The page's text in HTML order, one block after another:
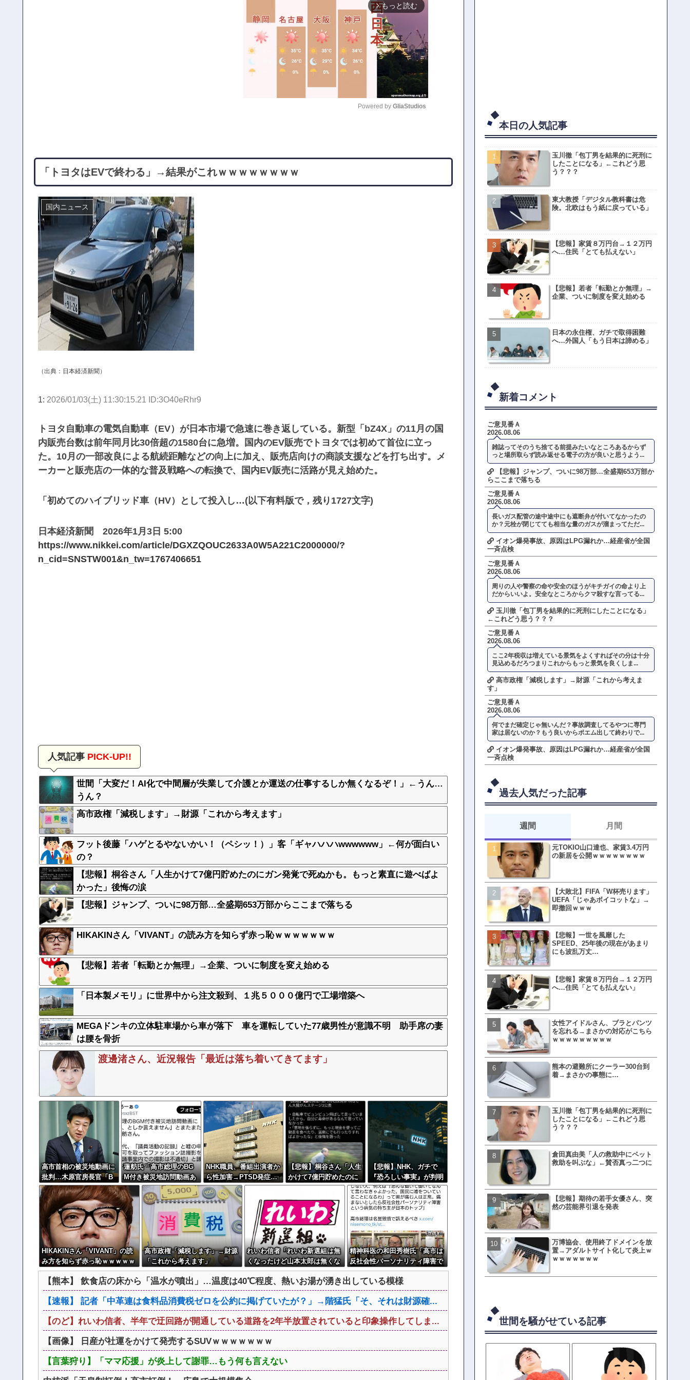
arrow_forward_ios もっと読む
Powered by GliaStudios
「トヨタはEVで終わる」→結果がこれｗｗｗｗｗｗｗｗ
国内ニュース
（出典： 日本経済新聞 ）
1: 2026/01/03(土) 11:30:15.21 ID:3O40eRhr9
トヨタ自動車の電気自動車（EV）が日本市場で急速に巻き返している。新型「bZ4X」の11月の国
内販売台数は前年同月比30倍超の1580台に急増。国内のEV販売でトヨタでは初めて首位に立っ
た。10月の一部改良による航続距離などの向上に加え、販売店向けの商談支援などを打ち出す。メ
ーカーと販売店の一体的な普及戦略への転換で、国内EV販売に活路が見え始めた。
「初めてのハイブリッド車（HV）として投入し…(以下有料版で，残り1727文字)
日本経済新聞 2026年1月3日 5:00
https://www.nikkei.com/article/DGXZQOUC2633A0W5A221C2000000/?
n_cid=SNSTW001&n_tw=1767406651
人気記事PICK-UP!!
世間「大変だ！AI化で中間層が失業して介護とか運送の仕事するしか無くなるぞ！」←うん…
うん？
高市政権「減税します」→財源「これから考えます」
フット後藤「ハゲとるやないかい！（ペシッ！）」客「ギャハハハwwwwww」←何が面白い
の？
【悲報】桐谷さん「人生かけて7億円貯めたのにガン発覚で死ぬかも。もっと素直に遊べばよ
かった」後悔の涙
【悲報】ジャンプ、ついに98万部…全盛期653万部からここまで落ちる
HIKAKINさん「VIVANT」の読み方を知らず赤っ恥ｗｗｗｗｗｗｗ
【悲報】若者「転勤とか無理」→企業、ついに制度を変え始める
「日本製メモリ」に世界中から注文殺到、１兆５０００億円で工場増築へ
MEGAドンキの立体駐車場から車が落下 車を運転していた77歳男性が意識不明 助手席の妻
は腰を骨折
渡邊渚さん、近況報告「最近は落ち着いてきてます」
高市首相の被災地動画に
批判…木原官房長官「B
GMも情報発信の一つ」
蓮舫氏「高市総理のBG
M付き被災地訪問動画あ
りえません！」←蓮舫氏
の国会議事堂内撮影が掘
り返される
NHK職員、番組出演者か
ら性加害→PTSD発症…
訴えても放置されていた
模様
【悲報】桐谷さん「人生
かけて7億円貯めたのに
ガン発覚で死ぬかも。も
っと素直に遊べばよかっ
た」後悔の涙
【悲報】NHK、ガチで
『恐ろしい事実』が判明
する・・・・・
HIKAKINさん「VIVANT」の読
み方を知らず赤っ恥ｗｗｗｗｗ
ｗｗ
高市政権「減税します」→財源
「これから考えます」
れいわ信者「れいわ新選組は無
くなったけど山本太郎は無くな
らないからね。山本太郎Foreve
r????」
精神科医の和田秀樹氏「高市は
反社会性パーソナリティ障害で
ある」
【熊本】 飲食店の床から「温水が噴出」…温度は40℃程度、熱いお湯が湧き出している模様
【速報】 記者「中革連は食料品消費税ゼロを公約に掲げていたが？」→階猛氏「そ、それは財源確...
【のど】れいわ信者、半年で迂回路が開通している道路を2年半放置されていると印象操作してしま...
【画像】 日産が社運をかけて発売するSUVｗｗｗｗｗｗｗ
【言葉狩り】「ママ応援」が炎上して謝罪…もう何も言えない
本日の人気記事
玉川徹「包丁男を結果的に死刑に
したことになる」←これどう思
う？？？
東大教授「デジタル教科書は危
険。北欧はもう紙に戻っている」
【悲報】家賃８万円台→１２万円
へ…住民「とても払えない」
【悲報】若者「転勤とか無理」→
企業、ついに制度を変え始める
日本の永住権、ガチで取得困難
へ…外国人「もう日本は諦める」
新着コメント
ご意見番Ａ
2026.08.06
雑誌ってそのうち捨てる前提みたいなところあるからず
っと場所取らず読み返せる電子の方が良いと思うよう...
【悲報】ジャンプ、ついに98万部…全盛期653万部か
らここまで落ちる
ご意見番Ａ
2026.08.06
長いガス配管の途中途中にも遮断弁が付いてなかったの
か？元栓が閉じてても相当な量のガスが溜まってただ...
イオン爆発事故、原因はLPG漏れか…経産省が全国
一斉点検
ご意見番Ａ
2026.08.06
周りの人や警察の命や安全のほうがキチガイの命より上
だからいいよ。安全なところからクマ殺すな言ってる...
玉川徹「包丁男を結果的に死刑にしたことになる」
←これどう思う？？？
ご意見番Ａ
2026.08.06
ここ2年税収は増えている景気をよくすればその分は十分
見込めるだろつまりこれからもっと景気を良くしま...
高市政権「減税します」→財源「これから考えま
す」
ご意見番Ａ
2026.08.06
何でまだ確定じゃ無いんだ？事故調査してるやつに専門
家は居ないのか？もう良いからポエム出して終わりで...
イオン爆発事故、原因はLPG漏れか…経産省が全国
一斉点検
過去人気だった記事
週間
元TOKIO山口達也、家賃3.4万円
の新居を公開ｗｗｗｗｗｗｗｗ
【大敗北】FIFA「W杯売ります」
UEFA「じゃあボイコットな」→
即撤回ｗｗｗ
【悲報】一世を風靡した
SPEED、25年後の現在があまり
にも波乱万丈…
【悲報】家賃８万円台→１２万円
へ…住民「とても払えない」
女性アイドルさん、ブラとパンツ
を忘れる→まさかの対応がこちら
ｗｗｗｗｗｗｗｗｗ
熊本の避難所にクーラー300台到
着→まさかの事態に…
玉川徹「包丁男を結果的に死刑に
したことになる」←これどう思
う？？？
倉田真由美「人の救助中にペット
救助を叫ぶな」←賛否真っ二つに
【悲報】期待の若手女優さん、突
然の芸能界引退を発表
万博協会、使用終了ドメインを放
置→アダルトサイト化して炎上ｗ
ｗｗｗｗｗｗｗ
月間
【悲報】東京着く前にHP尽
方民ｗｗｗ移動だけで瀕死
【ファーw】水着女子さん
オッサン盗撮してる…通報
皇族確保策、天皇陛下の一
界ピリつくｗｗｗ
文春、沖縄問題の"触れては
ない話"を暴露してしまうｗ
ランサムウェア攻撃を受け
レイ、わずか10日で復旧し
がこちら
福岡テレビ局にとんでもな
アナが入社してしまうｗｗｗ
【衝撃】三笘が事故った時
てた車ってさ…←これw w
有吉「うまくても絶対に行
ない店」がこちら…ネット
母親「息子の借りた本が心
真をSNS投稿→司書らから
元TOKIO山口達也、家賃3.4
の新居を公開ｗｗｗｗｗｗ
世間を騒がせている記事